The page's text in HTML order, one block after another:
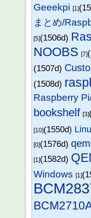
Geeekpi [1]
まとめ/
[5](1506d)
NOOBS [7]
(1507d)
(1508d)
Raspberry
bookshelf [3]
[10](1550d)
[0](1576d)
[1](1582d)
Windows [1]